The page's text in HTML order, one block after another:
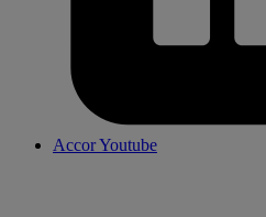
Accor Youtube